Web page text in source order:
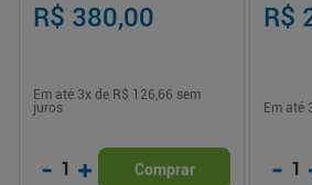
R$ 380,00
Em até 3x de R$ 126,66 sem
juros
- 1 + Comprar
R$
Em até
- 1